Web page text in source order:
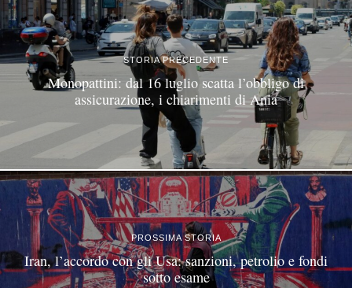
STORIA PRECEDENTE
Monopattini: dal 16 luglio scatta l’obbligo di
assicurazione, i chiarimenti di Ania
PROSSIMA STORIA
Iran, l’accordo con gli Usa: sanzioni, petrolio e fondi
sotto esame